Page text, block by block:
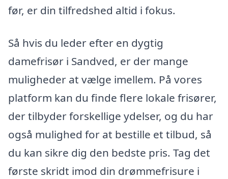
før, er din tilfredshed altid i fokus.
Så hvis du leder efter en dygtig
damefrisør i Sandved, er der mange
muligheder at vælge imellem. På vores
platform kan du finde flere lokale frisører,
der tilbyder forskellige ydelser, og du har
også mulighed for at bestille et tilbud, så
du kan sikre dig den bedste pris. Tag det
første skridt imod din drømmefrisure i